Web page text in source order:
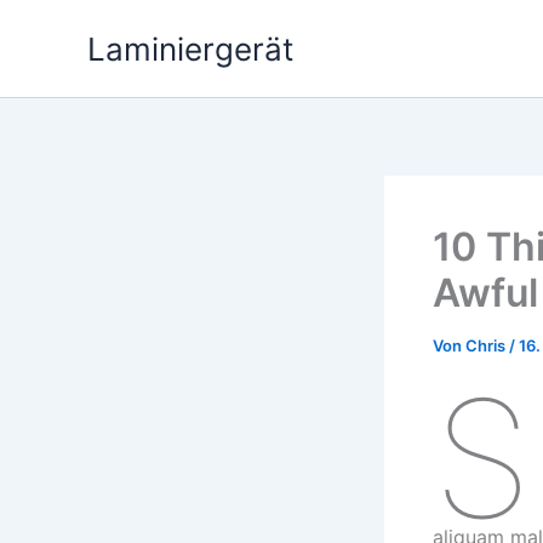
Laminiergerät
10
Von Chris /
S
aliquam